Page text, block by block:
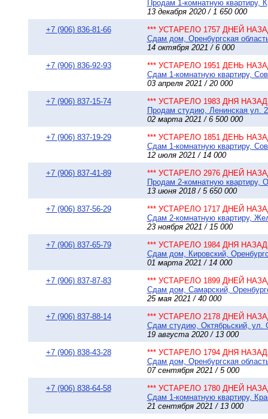
Продам 1-комнатную квартиру,
13 декабря 2020 / 1 650 000
+7 (906) 836-81-66
*** УСТАРЕЛО 1757 ДНЕЙ
Сдам дом, Оренбургская
14 октября 2021 / 6 000
+7 (906) 836-92-93
*** УСТАРЕЛО 1951 ДЕНЬ
Сдам 1-комнатную квартиру,
03 апреля 2021 / 20 000
+7 (906) 837-15-74
*** УСТАРЕЛО 1983 ДНЯ НАЗАД
Продам студию, Ленинская ул.
02 марта 2021 / 6 500 000
+7 (906) 837-19-29
*** УСТАРЕЛО 1851 ДЕНЬ
Сдам 1-комнатную квартиру,
12 июля 2021 / 14 000
+7 (906) 837-41-89
*** УСТАРЕЛО 2976 ДНЕЙ
Продам 2-комнатную квартиру,
13 июня 2018 / 5 650 000
+7 (906) 837-56-29
*** УСТАРЕЛО 1717 ДНЕЙ
Сдам 2-комнатную квартиру,
23 ноября 2021 / 15 000
+7 (906) 837-65-79
*** УСТАРЕЛО 1984 ДНЯ НАЗАД
Сдам дом, Кировский,
01 марта 2021 / 14 000
+7 (906) 837-87-83
*** УСТАРЕЛО 1899 ДНЕЙ
Сдам дом, Самарский,
25 мая 2021 / 40 000
+7 (906) 837-88-14
*** УСТАРЕЛО 2178 ДНЕЙ
Сдам студию, Октябрьский, ул.
19 августа 2020 / 13 000
+7 (906) 838-43-28
*** УСТАРЕЛО 1794 ДНЯ НАЗАД
Сдам дом, Оренбургская
07 сентября 2021 / 5 000
+7 (906) 838-64-58
*** УСТАРЕЛО 1780 ДНЕЙ
Сдам 1-комнатную квартиру,
21 сентября 2021 / 13 000